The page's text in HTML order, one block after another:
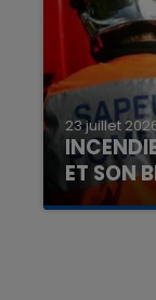
23 juillet
ET SON
Un